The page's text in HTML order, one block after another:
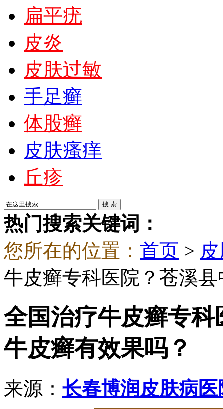
扁平疣
皮炎
皮肤过敏
手足癣
体股癣
皮肤瘙痒
丘疹
热门搜索关键词：
您所在的位置： 首页 >
牛皮癣专科医院？苍溪
全国治疗牛皮癣专
牛皮癣有效果吗？
来源： 长春博润皮肤病医